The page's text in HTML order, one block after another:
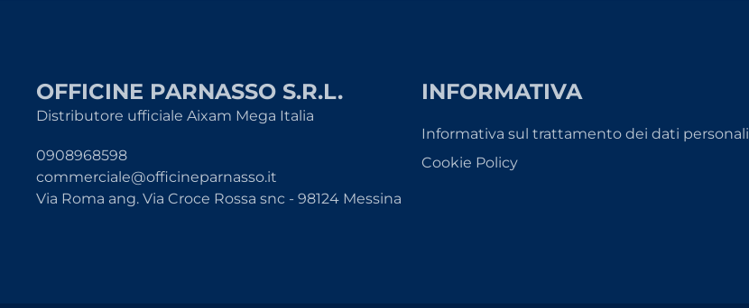
OFFICINE PARNASSO S.R.L.
Distributore ufficiale Aixam Mega Italia
0908968598
commerciale@officineparnasso.it
Via Roma ang. Via Croce Rossa snc - 98124 Messina
INFORMATIVA
Informativa sul trattamento dei dati personali
Cookie Policy